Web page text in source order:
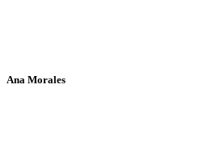
Ana Morales